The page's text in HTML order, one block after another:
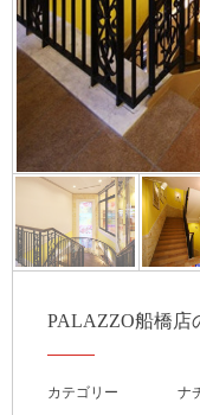
PALAZZO船橋店
カテゴリー ナ